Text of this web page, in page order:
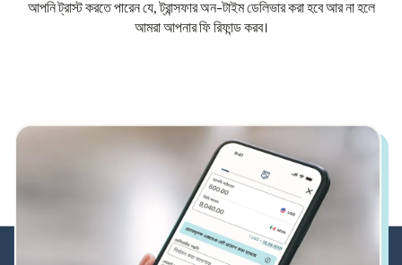
আপনি ট্রাস্ট করতে পারেন যে, ট্রান্সফার অন-টাইম ডেলিভার করা হবে আর না হলে
আমরা আপনার ফি রিফান্ড করব।